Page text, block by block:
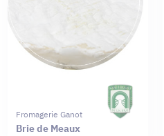
Fromagerie Ganot
Brie de Meaux